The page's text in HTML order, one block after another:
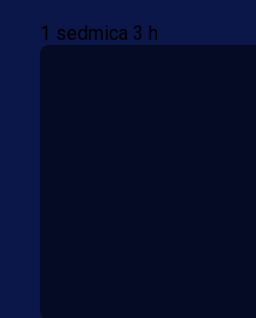
1 sedmica 3 h